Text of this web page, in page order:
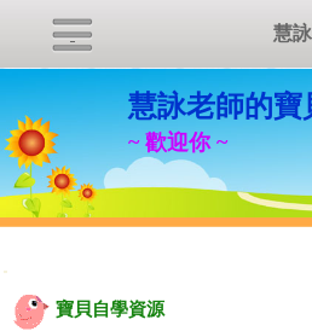
慧詠老師的寶
~ 歡迎你 ~
:::
寶貝自學資源
慧